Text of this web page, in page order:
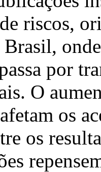
riscos,
por
O
os
os